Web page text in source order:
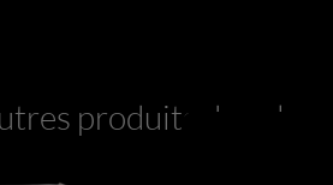
produits dans la